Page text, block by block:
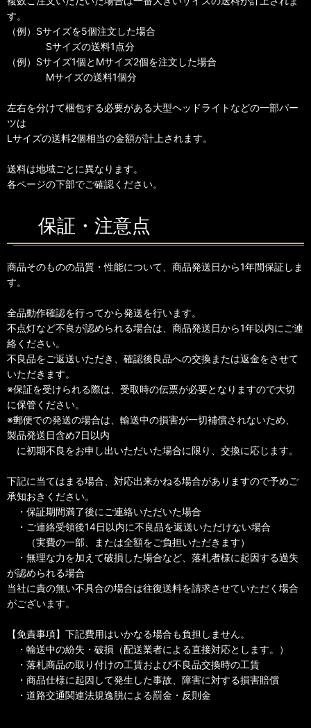
す。
（例）Sサイズを5個注文した場合
Sサイズの送料1点分
（例）Sサイズ1個とMサイズ2個を注文した場合
Mサイズの送料1個分
左右を分けて梱包する必要がある大型ヘッドライトなどの一部パー
ツは
Lサイズの送料2個相当の金額が計上されます。
送料は地域ごとに異なります。
各ページの下部でご確認ください。
保証・注意点
商品そのものの品質・性能について、商品発送日から1年間保証しま
す。
全品動作確認を行ってから発送を行います。
不点灯など不良が認められる場合は、商品発送日から1年以内にご連
絡ください。
不良品をご返送いただき、確認後良品への交換または返金をさせて
いただきます。
※保証を受けられる際は、受取時の伝票が必要となりますので大切
に保管ください。
※郵便での発送の場合は、輸送中の損害が一切補償されないため、
製品発送日含め7日以内
に初期不良をお申し出いただいた場合に限り、交換に応じます。
下記に当てはまる場合、対応出来かねる場合がありますので予めご
承知おきください。
・保証期間満了後にご連絡いただいた場合
・ご連絡受領後14日以内に不良品を返送いただけない場合
（実費の一部、または全額をご負担いただきます）
・無理な力を加えて破損した場合など、落札者様に起因する過失
が認められる場合
当社に責の無い不具合の場合は往復送料を請求させていただく場合
がございます。
【免責事項】下記費用はいかなる場合も負担しません。
・輸送中の紛失・破損（配送業者による直接対応とします。）
・落札商品の取り付けの工賃および不良品交換時の工賃
・商品仕様に起因して発生した事故、障害に対する損害賠償
・道路交通関連法規逸脱による罰金・反則金